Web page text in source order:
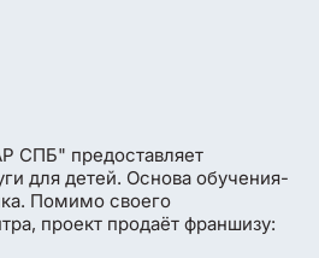
СПБ" предоставляет
для детей. Основа обучения-
Помимо своего
проект продаёт франшизу: